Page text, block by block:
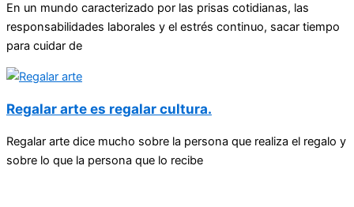
En un mundo caracterizado por las prisas cotidianas, las
responsabilidades laborales y el estrés continuo, sacar tiempo
para cuidar de
Regalar arte es regalar cultura.
Regalar arte dice mucho sobre la persona que realiza el regalo y
sobre lo que la persona que lo recibe